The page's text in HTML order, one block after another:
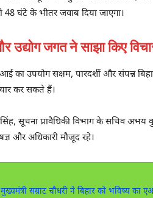
घंटे के भीतर जवाब दिया जाएगा।
जगत ने साझा किए
का उपयोग सक्षम, पारदर्शी और संपन्न
कर सकते हैं।
सूचना प्रावैधिकी विभाग के सचिव अभय
और अधिकारी मौजूद रहे।
सम्राट चौधरी ने बिहार को भविष्य का